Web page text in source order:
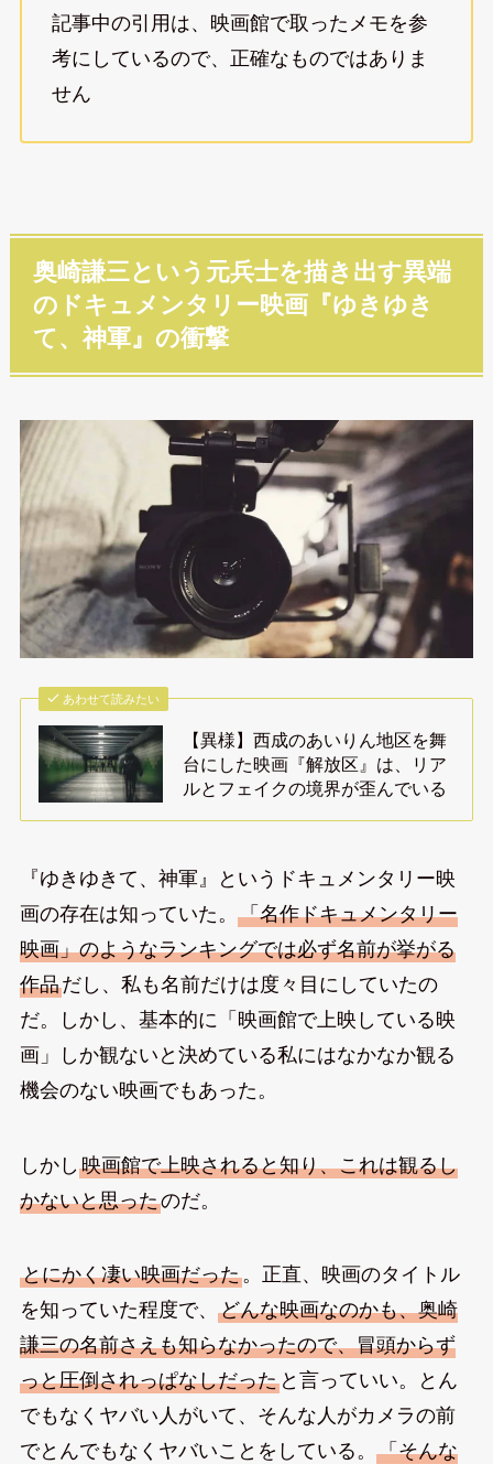
記事中の引用は、映画館で取ったメモを参
考にしているので、正確なものではありま
せん
奥崎謙三という元兵士を描き出す異端
のドキュメンタリー映画『ゆきゆき
て、神軍』の衝撃
あわせて読みたい
【異様】西成のあいりん地区を舞
台にした映画『解放区』は、リア
ルとフェイクの境界が歪んでいる
『ゆきゆきて、神軍』というドキュメンタリー映
画の存在は知っていた。 「名作ドキュメンタリー
映画」のようなランキングでは必ず名前が挙がる
作品だし、私も名前だけは度々目にしていたの
だ。しかし、基本的に「映画館で上映している映
画」しか観ないと決めている私にはなかなか観る
機会のない映画でもあった。
しかし 映画館で上映されると知り、これは観るし
かないと思ったのだ。
とにかく凄い映画だった。正直、映画のタイトル
を知っていた程度で、 どんな映画なのかも、奥崎
謙三の名前さえも知らなかったので、冒頭からず
っと圧倒されっぱなしだったと言っていい。とん
でもなくヤバい人がいて、そんな人がカメラの前
でとんでもなくヤバいことをしている。 「そんな